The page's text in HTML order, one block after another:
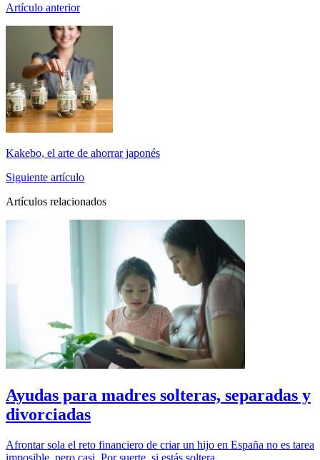
Artículo anterior
Kakebo, el arte de ahorrar japonés
Siguiente artículo
Artículos relacionados
Ayudas para madres solteras, separadas y
divorciadas
Afrontar sola el reto financiero de criar un hijo en España no es tarea
imposible, pero casi. Por suerte, si estás soltera,…